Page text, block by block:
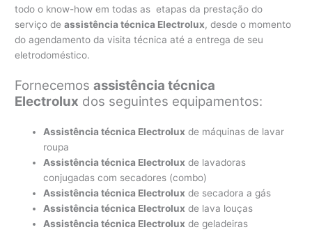
todo o know-how em todas as etapas da prestação do
serviço deassistência técnica Electrolux, desde o momento
do agendamento da visita técnica até a entrega de seu
eletrodoméstico.
Fornecemosassistência técnica
Electrolux dos seguintes equipamentos:
Assistência técnica Electrolux de máquinas de lavar
roupa
Assistência técnica Electrolux de lavadoras
conjugadas com secadores (combo)
Assistência técnica Electrolux de secadora a gás
Assistência técnica Electrolux de lava louças
Assistência técnica Electrolux de geladeiras